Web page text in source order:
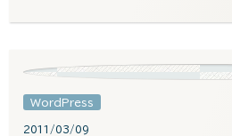
WordPress
2011/03/09